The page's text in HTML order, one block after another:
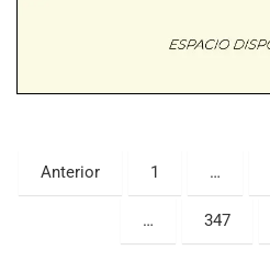
Paginación
de
entradas
Anterior 1 …
… 347
KDO - F6
ENTRERRIANO - F6 (POSTERGADA)
Parque de la Velocidad (Asfalto)